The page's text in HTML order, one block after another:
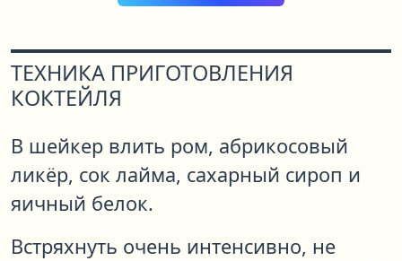
ТЕХНИКА ПРИГОТОВЛЕНИЯ
КОКТЕЙЛЯ
В шейкер влить ром, абрикосовый
ликёр, сок лайма, сахарный сироп и
яичный белок.
Встряхнуть очень интенсивно, не